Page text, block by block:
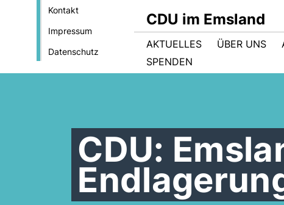
Kontakt
Impressum
Datenschutz
CDU im Emsland
AKTUELLES ÜBER UNS
SPENDEN
CDU: